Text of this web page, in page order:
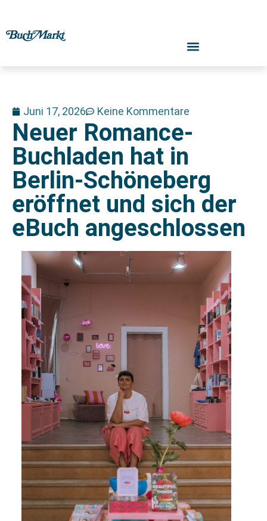
Juni 17, 2026 Keine Kommentare
Neuer Romance-
Buchladen hat in
Berlin-Schöneberg
eröffnet und sich der
eBuch angeschlossen